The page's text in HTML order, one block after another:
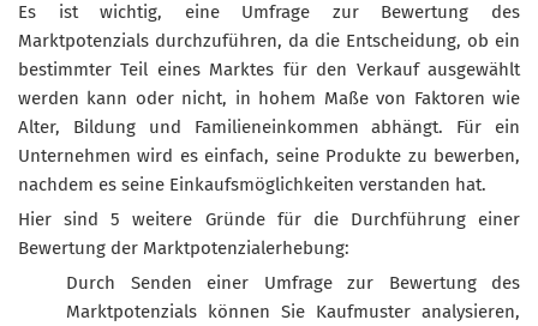
Es ist wichtig, eine Umfrage zur Bewertung des
Marktpotenzials durchzuführen, da die Entscheidung, ob ein
bestimmter Teil eines Marktes für den Verkauf ausgewählt
werden kann oder nicht, in hohem Maße von Faktoren wie
Alter, Bildung und Familieneinkommen abhängt. Für ein
Unternehmen wird es einfach, seine Produkte zu bewerben,
nachdem es seine Einkaufsmöglichkeiten verstanden hat.
Hier sind 5 weitere Gründe für die Durchführung einer
Bewertung der Marktpotenzialerhebung:
Durch Senden einer Umfrage zur Bewertung des
Marktpotenzials können Sie Kaufmuster analysieren,